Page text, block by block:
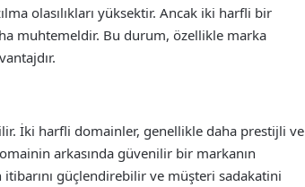
olasılıkları yüksektir. Ancak iki harfli bir
muhtemeldir. Bu durum, özellikle marka
İki harfli domainler, genellikle daha prestijli ve
arkasında güvenilir bir markanın
güçlendirebilir ve müşteri sadakatini